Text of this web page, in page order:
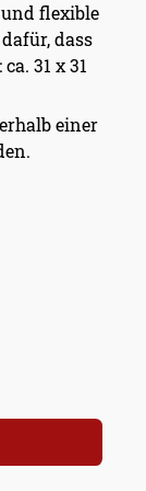
flexible
dass
31 x 31
einer